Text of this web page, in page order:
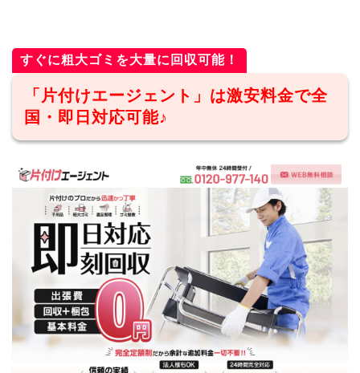
すぐに粗大ゴミを大量に回収可能！
「片付けエージェント」は激安料金で全
国・即日対応可能♪